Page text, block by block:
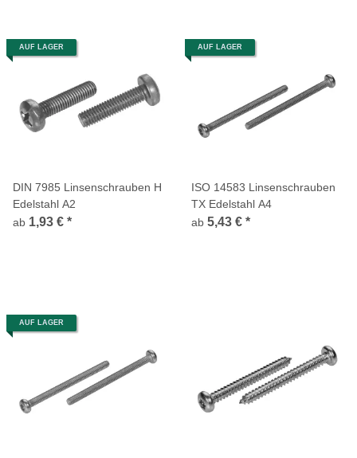
AUF LAGER
DIN 7985 Linsenschrauben H
Edelstahl A2
ab 1,93 € *
AUF LAGER
ISO 14583 Linsenschrauben
TX Edelstahl A4
ab 5,43 € *
AUF LAGER